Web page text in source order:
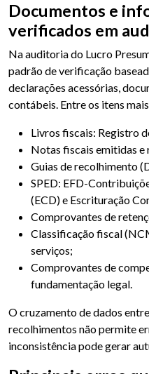
Documentos e
verificados em
Na auditoria do Lucro
padrão de verificação
declarações acessórias,
contábeis. Entre os itens
Livros fiscais: Registro
Notas fiscais emitidas e
Guias de recolhimento
SPED: EFD-
(ECD) e Escrituração
Comprovantes de
Classificação fiscal
serviços;
Comprovantes de
fundamentação legal.
O cruzamento de dados
recolhimentos não permite
inconsistência pode gerar